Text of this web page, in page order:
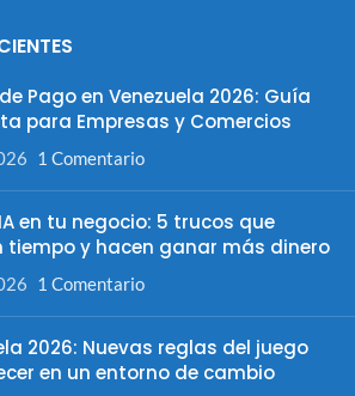
Pago en Venezuela 2026: Guía
para Empresas y Comercios
1 Comentario
en tu negocio: 5 trucos que
tiempo y hacen ganar más dinero
1 Comentario
2026: Nuevas reglas del juego
en un entorno de cambio